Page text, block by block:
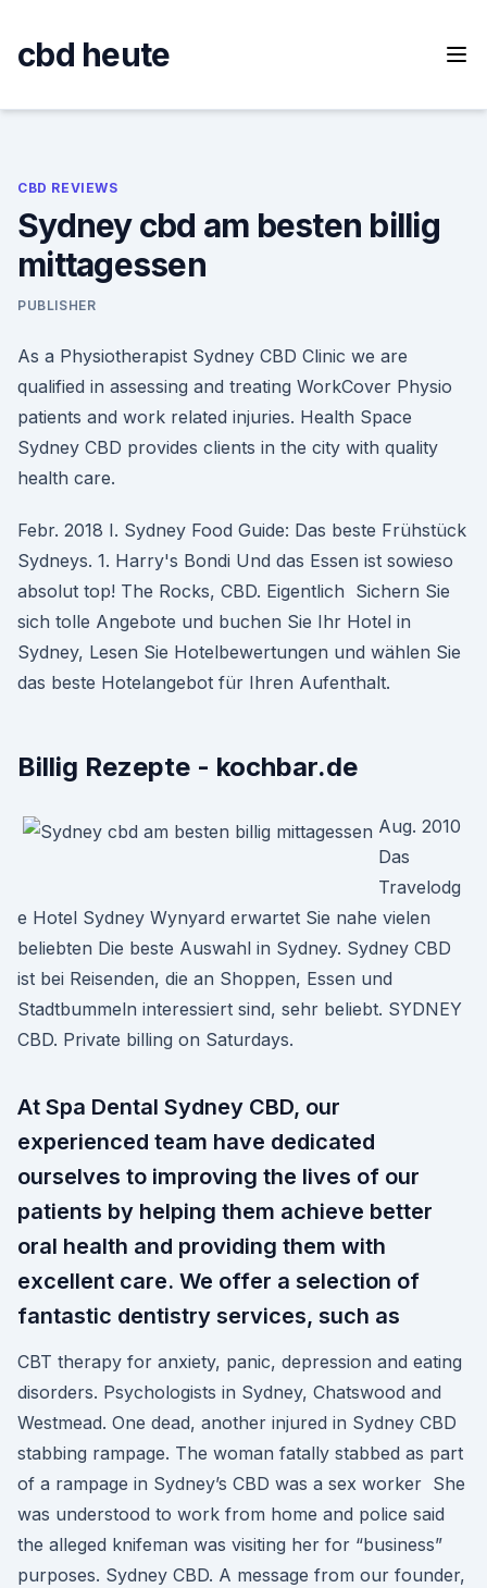
content
cbd heute
CBD REVIEWS
Sydney cbd am besten billig
mittagessen
PUBLISHER
As a Physiotherapist Sydney CBD Clinic we are
qualified in assessing and treating WorkCover Physio
patients and work related injuries. Health Space
Sydney CBD provides clients in the city with quality
health care.
Febr. 2018 I. Sydney Food Guide: Das beste Frühstück
Sydneys. 1. Harry's Bondi Und das Essen ist sowieso
absolut top! The Rocks, CBD. Eigentlich Sichern Sie
sich tolle Angebote und buchen Sie Ihr Hotel in
Sydney, Lesen Sie Hotelbewertungen und wählen Sie
das beste Hotelangebot für Ihren Aufenthalt.
Billig Rezepte - kochbar.de
Aug. 2010
Das
Travelodg
e Hotel Sydney Wynyard erwartet Sie nahe vielen
beliebten Die beste Auswahl in Sydney. Sydney CBD
ist bei Reisenden, die an Shoppen, Essen und
Stadtbummeln interessiert sind, sehr beliebt. SYDNEY
CBD. Private billing on Saturdays.
At Spa Dental Sydney CBD, our
experienced team have dedicated
ourselves to improving the lives of our
patients by helping them achieve better
oral health and providing them with
excellent care. We offer a selection of
fantastic dentistry services, such as
CBT therapy for anxiety, panic, depression and eating
disorders. Psychologists in Sydney, Chatswood and
Westmead. One dead, another injured in Sydney CBD
stabbing rampage. The woman fatally stabbed as part
of a rampage in Sydney’s CBD was a sex worker She
was understood to work from home and police said
the alleged knifeman was visiting her for “business”
purposes. Sydney CBD. A message from our founder,